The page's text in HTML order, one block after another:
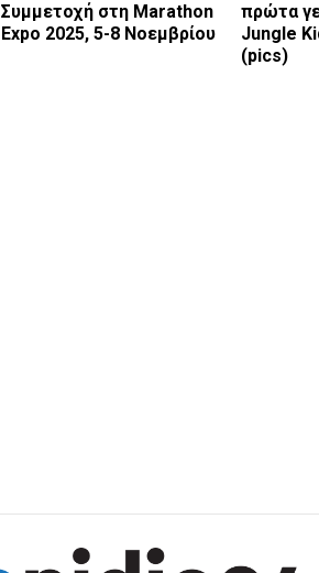
Συμμετοχή στη Marathon
Expo 2025, 5-8 Νοεμβρίου
πρώτα
Jungle
(pics)